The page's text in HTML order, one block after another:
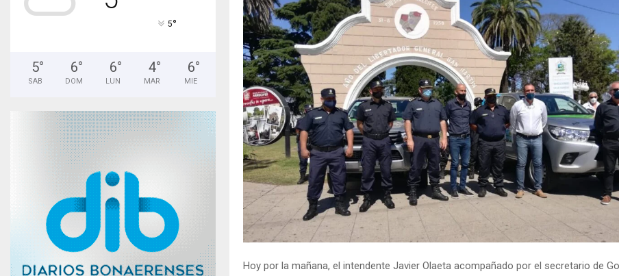
Hoy por la mañana, el intendente Javier Olaeta acompañado por el secretario de
5°
5°
SAB
6°
DOM
6°
LUN
4°
MAR
6°
MIE